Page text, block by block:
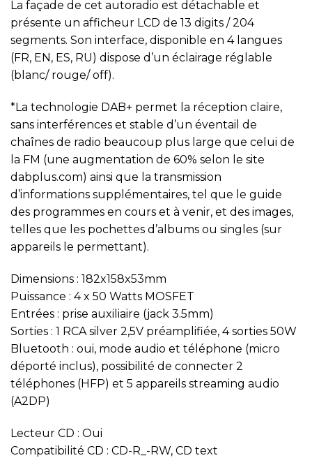
La façade de cet autoradio est détachable et
présente un afficheur LCD de 13 digits / 204
segments. Son interface, disponible en 4 langues
(FR, EN, ES, RU) dispose d’un éclairage réglable
(blanc/ rouge/ off).
*La technologie DAB+ permet la réception claire,
sans interférences et stable d’un éventail de
chaînes de radio beaucoup plus large que celui de
la FM (une augmentation de 60% selon le site
dabplus.com) ainsi que la transmission
d’informations supplémentaires, tel que le guide
des programmes en cours et à venir, et des images,
telles que les pochettes d’albums ou singles (sur
appareils le permettant).
Dimensions : 182x158x53mm
Puissance : 4 x 50 Watts MOSFET
Entrées : prise auxiliaire (jack 3.5mm)
Sorties : 1 RCA silver 2,5V préamplifiée, 4 sorties 50W
Bluetooth : oui, mode audio et téléphone (micro
déporté inclus), possibilité de connecter 2
téléphones (HFP) et 5 appareils streaming audio
(A2DP)
Lecteur CD : Oui
Compatibilité CD : CD-R_-RW, CD text